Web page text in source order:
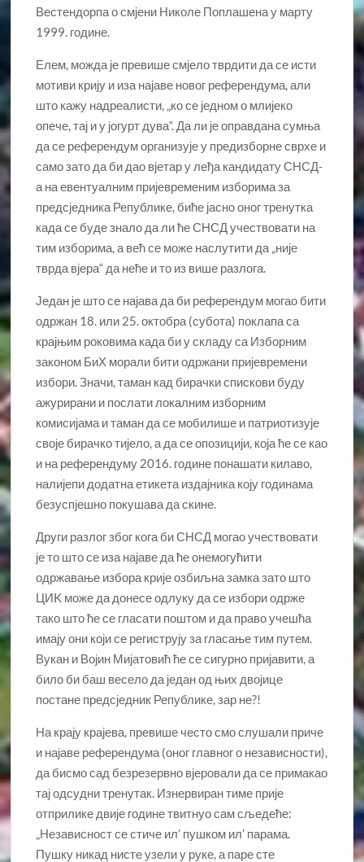
Вестендорпа о смјени Николе Поплашена у марту
1999. године.
Елем, можда је превише смјело тврдити да се исти
мотиви крију и иза најаве новог референдума, али
што кажу надреалисти, „ко се једном о млијеко
опече, тај и у јогурт дува“. Да ли је оправдана сумња
да се референдум организује у предизборне сврхе и
само зато да би дао вјетар у леђа кандидату СНСД-
а на евентуалним пријевременим изборима за
предсједника Републике, биће јасно оног тренутка
када се буде знало да ли ће СНСД учествовати на
тим изборима, а већ се може наслутити да „није
тврда вјера“ да неће и то из више разлога.
Један је што се најава да би референдум могао бити
одржан 18. или 25. октобра (субота) поклапа са
крајњим роковима када би у складу са Изборним
законом БиХ морали бити одржани пријевремени
избори. Значи, таман кад бирачки спискови буду
ажурирани и послати локалним изборним
комисијама и таман да се мобилише и патриотизује
своје бирачко тијело, а да се опозицији, која ће се као
и на референдуму 2016. године понашати килаво,
налијепи додатна етикета издајника коју годинама
безуспјешно покушава да скине.
Други разлог због кога би СНСД могао учествовати
је то што се иза најаве да ће онемогућити
одржавање избора крије озбиљна замка зато што
ЦИK може да донесе одлуку да се избори одрже
тако што ће се гласати поштом и да право учешћа
имају они који се региструју за гласање тим путем.
Вукан и Војин Мијатовић ће се сигурно пријавити, а
било би баш весело да један од њих двојице
постане предсједник Републике, зар не?!
На крају крајева, превише често смо слушали приче
и најаве референдума (оног главног о независности),
да бисмо сад безрезервно вјеровали да се примакао
тај одсудни тренутак. Изнервиран тиме прије
отприлике двије године твитнуо сам сљедеће:
„Независност се стиче ил’ пушком ил’ парама.
Пушку никад нисте узели у руке, а паре сте